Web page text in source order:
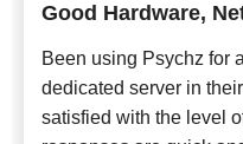
Good Hardware,
Been using Psychz for
dedicated server in
satisfied with the level